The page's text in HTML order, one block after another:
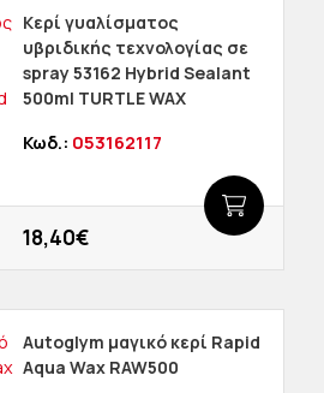
Κερί γυαλίσματος
υβριδικής τεχνολογίας σε
spray 53162 Hybrid Sealant
500ml TURTLE WAX
Κωδ.: 053162117
18,40€
Autoglym μαγικό κερί Rapid
Aqua Wax RAW500